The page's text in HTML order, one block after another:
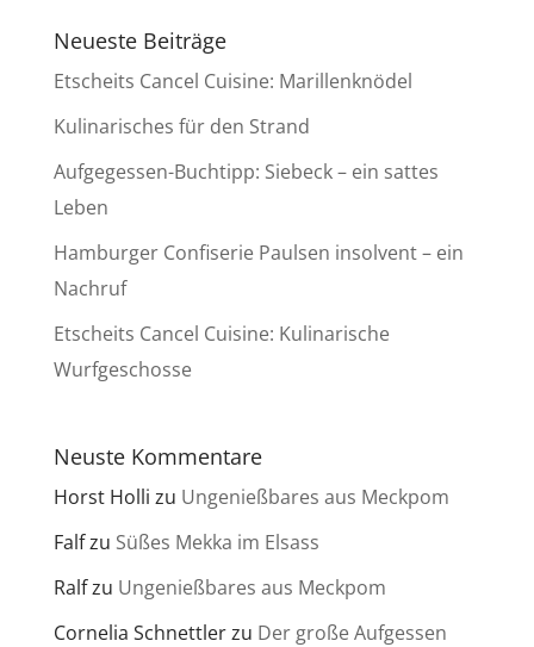
Neueste Beiträge
Etscheits Cancel Cuisine: Marillenknödel
Kulinarisches für den Strand
Aufgegessen-Buchtipp: Siebeck – ein sattes
Leben
Hamburger Confiserie Paulsen insolvent – ein
Nachruf
Etscheits Cancel Cuisine: Kulinarische
Wurfgeschosse
Neuste Kommentare
Horst Holli zu Ungenießbares aus Meckpom
Falfzu Süßes Mekka im Elsass
Ralfzu Ungenießbares aus Meckpom
Cornelia Schnettlerzu Der große Aufgessen